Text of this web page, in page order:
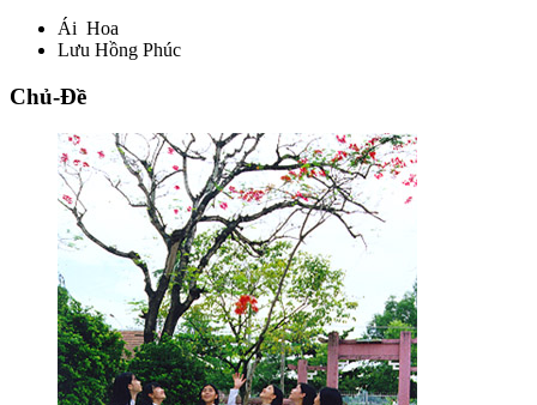
Ái Hoa
Lưu Hồng Phúc
Chủ-Đề